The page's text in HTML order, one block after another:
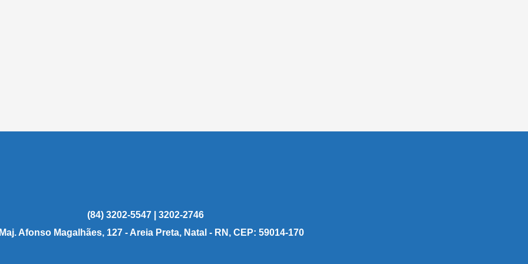
(84) 3202-5547 | 3202-2746
Afonso Magalhães, 127 - Areia Preta, Natal - RN, CEP: 59014-170